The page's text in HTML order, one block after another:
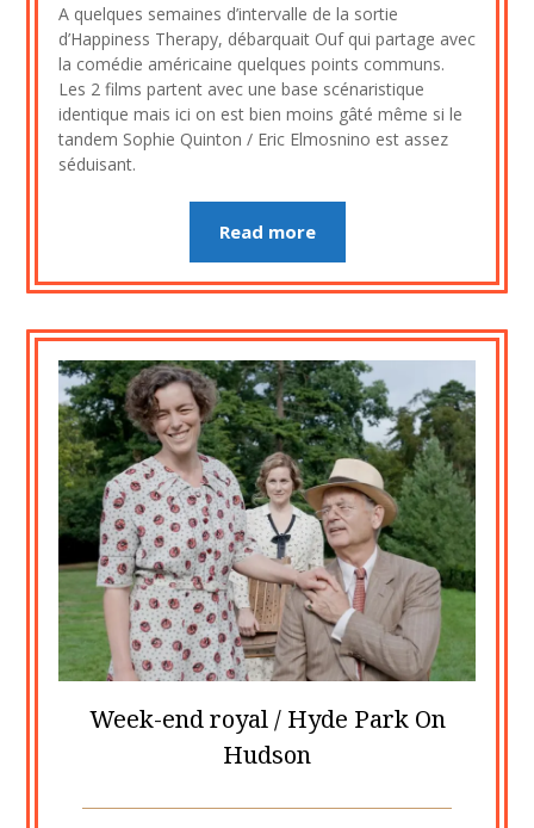
4
septembre
2023
A quelques semaines d’intervalle de la sortie
d’Happiness Therapy, débarquait Ouf qui partage avec
la comédie américaine quelques points communs.
Les 2 films partent avec une base scénaristique
identique mais ici on est bien moins gâté même si le
tandem Sophie Quinton / Eric Elmosnino est assez
séduisant.
Read more
Week-end royal / Hyde Park On
Hudson